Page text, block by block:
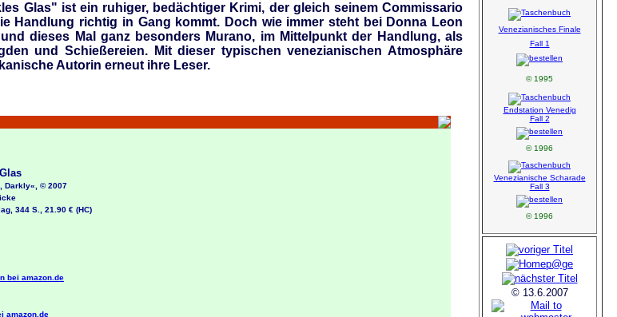
Glas" ist ein ruhiger, bedächtiger Krimi, der gleich seinem Commissario
Handlung richtig in Gang kommt. Doch wie immer steht bei Donna Leon
dieses Mal ganz besonders Murano, im Mittelpunkt der Handlung, als
und Schießereien. Mit dieser typischen venezianischen Atmosphäre
Autorin erneut ihre Leser.
Darkly«, © 2007
344 S., 21.90 € (HC)
Venezianisches Finale
Fall 1
© 1995
Endstation Venedig
Fall 2
© 1996
Venezianische Scharade
Fall 3
© 1996
© 13.6.2007